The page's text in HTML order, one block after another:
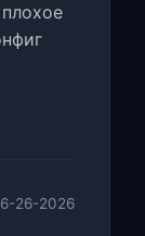
26-2026